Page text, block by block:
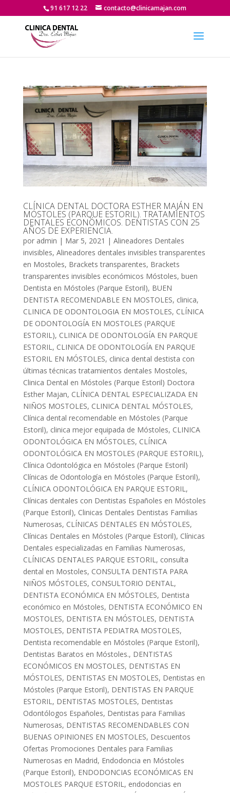
91 617 12 22 contacto@clinicamajan.com
CLÍNICA DENTAL DOCTORA ESTHER MAJÁN EN
MÓSTOLES (PARQUE ESTORIL). TRATAMIENTOS
DENTALES ECONÓMICOS. DENTISTAS CON 25
AÑOS DE EXPERIENCIA.
por admin | Mar 5, 2021 | Alineadores Dentales
invisibles, Alineadores dentales invisibles transparentes
en Mostoles, Brackets transparentes, Brackets
transparentes invisibles económicos Móstoles, buen
Dentista en Móstoles (Parque Estoril), BUEN
DENTISTA RECOMENDABLE EN MOSTOLES, clinica,
CLINICA DE ODONTOLOGIA EN MOSTOLES, CLÍNICA
DE ODONTOLOGÍA EN MOSTOLES (PARQUE
ESTORIL), CLINICA DE ODONTOLOGÍA EN PARQUE
ESTORIL, CLINICA DE ODONTOLOGÍA EN PARQUE
ESTORIL EN MÓSTOLES, clinica dental destista con
últimas técnicas tratamientos dentales Mostoles,
Clinica Dental en Móstoles (Parque Estoril) Doctora
Esther Majan, CLÍNICA DENTAL ESPECIALIZADA EN
NIÑOS MOSTOLES, CLINICA DENTAL MÓSTOLES,
Clínica dental recomendable en Móstoles (Parque
Estoril), clinica mejor equipada de Móstoles, CLINICA
ODONTOLÓGICA EN MÓSTOLES, CLÍNICA
ODONTOLÓGICA EN MOSTOLES (PARQUE ESTORIL),
Clínica Odontológica en Móstoles (Parque Estoril)
Clínicas de Odontología en Móstoles (Parque Estoril),
CLÍNICA ODONTOLÓGICA EN PARQUE ESTORIL,
Clínicas dentales con Dentistas Españoles en Móstoles
(Parque Estoril), Clinicas Dentales Dentistas Familias
Numerosas, CLÍNICAS DENTALES EN MÓSTOLES,
Clínicas Dentales en Móstoles (Parque Estoril), Clínicas
Dentales especializadas en Familias Numerosas,
CLÍNICAS DENTALES PARQUE ESTORIL, consulta
dental en Mostoles, CONSULTA DENTISTA PARA
NIÑOS MÓSTOLES, CONSULTORIO DENTAL,
DENTISTA ECONÓMICA EN MÓSTOLES, Dentista
económico en Móstoles, DENTISTA ECONÓMICO EN
MOSTOLES, DENTISTA EN MÓSTOLES, DENTISTA
MOSTOLES, DENTISTA PEDIATRA MOSTOLES,
Dentista recomendable en Móstoles (Parque Estoril),
Dentistas Baratos en Móstoles., DENTISTAS
ECONÓMICOS EN MOSTOLES, DENTISTAS EN
MÓSTOLES, DENTISTAS EN MOSTOLES, Dentistas en
Móstoles (Parque Estoril), DENTISTAS EN PARQUE
ESTORIL, DENTISTAS MOSTOLES, Dentistas
Odontólogos Españoles, Dentistas para Familias
Numerosas, DENTISTAS RECOMENDABLES CON
BUENAS OPINIONES EN MOSTOLES, Descuentos
Ofertas Promociones Dentales para Familias
Numerosas en Madrid, Endodoncia en Móstoles
(Parque Estoril), ENDODONCIAS ECONÓMICAS EN
MOSTOLES PARQUE ESTORIL, endodoncias en